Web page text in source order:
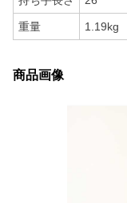
重量 1.19kg
商品画像